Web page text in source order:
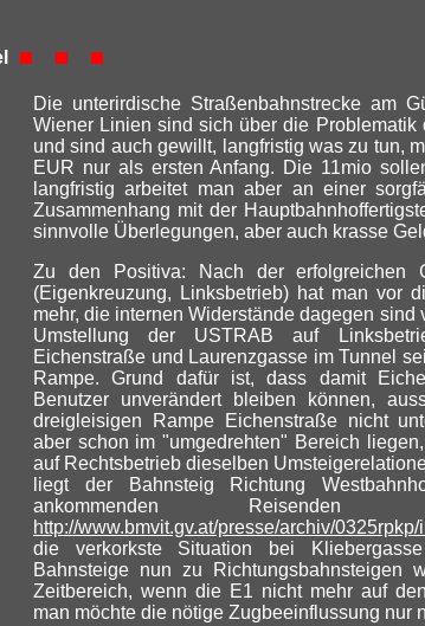
Die unterirdische Straßenbahnstrecke am
Wiener Linien sind sich über die
und sind auch gewillt, langfristig was zu tun,
EUR nur als ersten Anfang. Die 11mio
langfristig arbeitet man aber an einer
Zusammenhang mit der
sinnvolle Überlegungen, aber auch krasse
Zu den Positiva: Nach der erfolgreichen
(Eigenkreuzung, Linksbetrieb) hat man vor
mehr, die internen Widerstände dagegen
Umstellung der USTRAB auf
Eichenstraße und Laurenzgasse im Tunnel
Rampe. Grund dafür ist, dass damit
Benutzer unverändert bleiben können,
dreigleisigen Rampe Eichenstraße nicht
aber schon im "umgedrehten" Bereich
auf Rechtsbetrieb dieselben
liegt der Bahnsteig Richtung
ankommenden
http://www.bmvit.gv.at/presse/archiv/0325rpkp/
die verkorkste Situation bei
Bahnsteige nun zu Richtungsbahnsteigen
Zeitbereich, wenn die E1 nicht mehr auf
man möchte die nötige Zugbeeinflussung nur